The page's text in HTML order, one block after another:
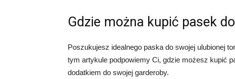
Gdzie można kupić pasek
Poszukujesz idealnego paska do swojej ulubionej
tym artykule podpowiemy Ci, gdzie możesz kupić
dodatkiem do swojej garderoby.